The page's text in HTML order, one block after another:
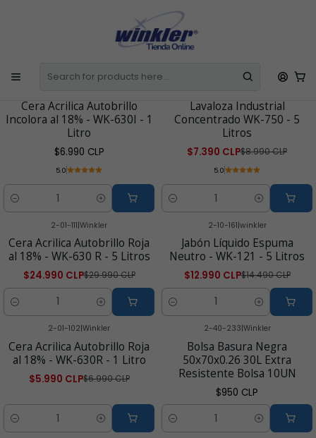
Todos los Productos incluyen IVA La Factura o Boleta se emite de
Cera Acrilica Autobrillo
Incolora al 18% - WK-630I - 1
Litro
$6.990 CLP
5.0
Cantidad
Lavaloza Industrial
Concentrado WK-750 - 5
Litros
$7.390 CLP$8.990 CLP
5.0
Cantidad
2-01-111|Winkler
Cera Acrilica Autobrillo Roja
al 18% - WK-630 R - 5 Litros
$24.990 CLP$29.990 CLP
Cantidad
2-10-161|winkler
Jabón Líquido Espuma
Neutro - WK-121 - 5 Litros
$12.990 CLP$14.490 CLP
Cantidad
2-01-102|Winkler
Cera Acrilica Autobrillo Roja
al 18% - WK-630R - 1 Litro
$5.990 CLP$6.990 CLP
Cantidad
2-40-233|Winkler
Bolsa Basura Negra
50x70x0.26 30L Extra
Resistente Bolsa 10UN
$950 CLP
Cantidad